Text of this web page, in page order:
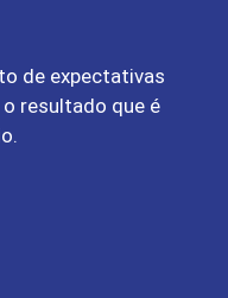
de expectativas
resultado que é